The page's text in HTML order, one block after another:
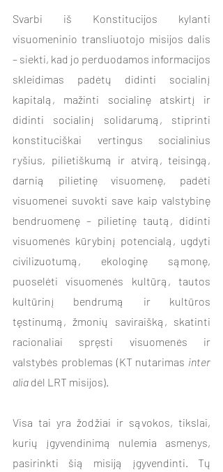
Svarbi iš Konstitucijos kylanti
visuomeninio transliuotojo misijos dalis
– siekti, kad jo perduodamos informacijos
skleidimas padėtų didinti socialinį
kapitalą, mažinti socialinę atskirtį ir
didinti socialinį solidarumą, stiprinti
konstituciškai vertingus socialinius
ryšius, pilietiškumą ir atvirą, teisingą,
darnią pilietinę visuomenę, padėti
visuomenei suvokti save kaip valstybinę
bendruomenę – pilietinę tautą, didinti
visuomenės kūrybinį potencialą, ugdyti
civilizuotumą, ekologinę sąmonę,
puoselėti visuomenės kultūrą, tautos
kultūrinį bendrumą ir kultūros
tęstinumą, žmonių saviraišką, skatinti
racionaliai spręsti visuomenės ir
valstybės problemas (KT nutarimas inter
alia dėl LRT misijos).
Visa tai yra žodžiai ir sąvokos, tikslai,
kurių įgyvendinimą nulemia asmenys,
pasirinkti šią misiją įgyvendinti. Tų